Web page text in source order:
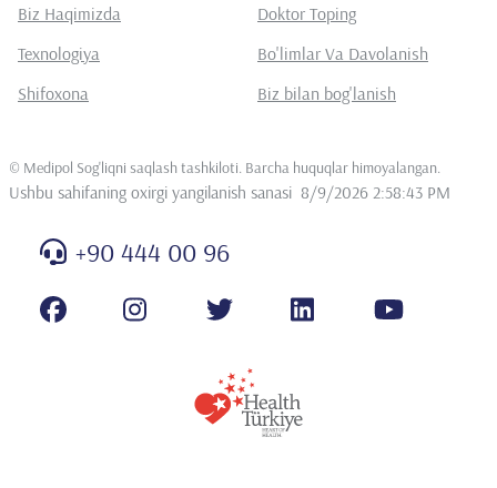
Biz Haqimizda
Doktor Toping
Texnologiya
Bo'limlar Va Davolanish
Shifoxona
Biz bilan bog'lanish
© Medipol Sog'liqni saqlash tashkiloti. Barcha huquqlar himoyalangan
Ushbu sahifaning oxirgi yangilanish sanasi 8/9/2026 2:58:43 PM
+90 444 00 96